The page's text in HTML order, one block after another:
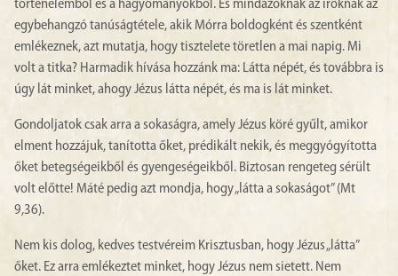
történelemből és a hagyományokból. És mindazoknak az íróknak az
egybehangzó tanúságtétele, akik Mórra boldogként és szentként
emlékeznek, azt mutatja, hogy tisztelete töretlen a mai napig. Mi
volt a titka? Harmadik hívása hozzánk ma: Látta népét, és továbbra is
úgy lát minket, ahogy Jézus látta népét, és ma is lát minket.
Gondoljatok csak arra a sokaságra, amely Jézus köré gyűlt, amikor
elment hozzájuk, tanította őket, prédikált nekik, és meggyógyította
őket betegségeikből és gyengeségeikből. Biztosan rengeteg sérült
volt előtte! Máté pedig azt mondja, hogy „látta a sokaságot” (Mt
9,36).
Nem kis dolog, kedves testvéreim Krisztusban, hogy Jézus „látta”
őket. Ez arra emlékeztet minket, hogy Jézus nem sietett. Nem